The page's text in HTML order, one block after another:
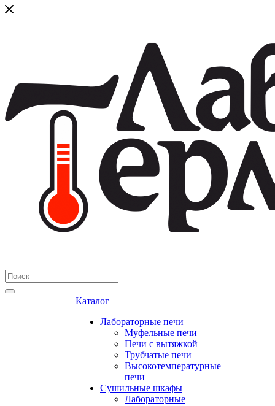
Каталог
Лабораторные печи
Муфельные печи
Печи с вытяжкой
Трубчатые печи
Высокотемпературные
печи
Сушильные шкафы
Лабораторные